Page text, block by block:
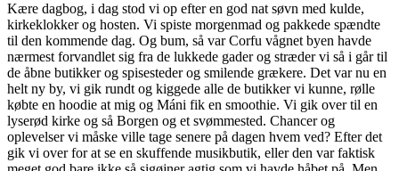
Kære dagbog, i dag stod vi op efter en god nat søvn med kulde,
kirkeklokker og hosten. Vi spiste morgenmad og pakkede spændte
til den kommende dag. Og bum, så var Corfu vågnet byen havde
nærmest forvandlet sig fra de lukkede gader og stræder vi så i går til
de åbne butikker og spisesteder og smilende grækere. Det var nu en
helt ny by, vi gik rundt og kiggede alle de butikker vi kunne, rølle
købte en hoodie at mig og Máni fik en smoothie. Vi gik over til en
lyserød kirke og så Borgen og et svømmested. Chancer og
oplevelser vi måske ville tage senere på dagen hvem ved? Efter det
gik vi over for at se en skuffende musikbutik, eller den var faktisk